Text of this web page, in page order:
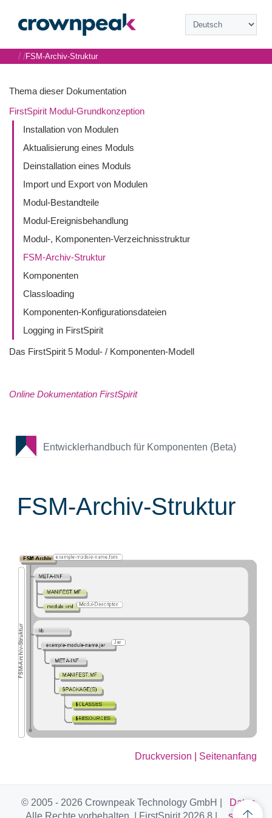
Thema dieser Dokumentation
FirstSpirit Modul-Grundkonzeption
Installation von Modulen
Aktualisierung eines Moduls
Deinstallation eines Moduls
Import und Export von Modulen
Modul-Bestandteile
Modul-Ereignisbehandlung
Modul-, Komponenten-Verzeichnisstruktur
FSM-Archiv-Struktur
Komponenten
Classloading
Komponenten-Konfigurationsdateien
Logging in FirstSpirit
Das FirstSpirit 5 Modul- / Komponenten-Modell
Online Dokumentation FirstSpirit
Entwicklerhandbuch für Komponenten (Beta)
/ /FSM-Archiv-Struktur
FSM-Archiv-Struktur
Druckversion Seitenanfang
© 2005 - 2026 Crownpeak Technology GmbH |
Alle Rechte vorbehalten. | FirstSpirit 2026.8 |
Daten
schutz